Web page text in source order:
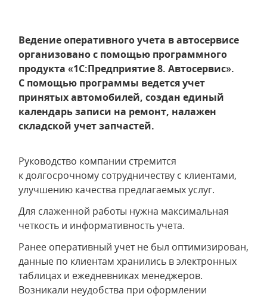
Ведение оперативного учета в автосервисе
организовано с помощью программного
продукта «1С:Предприятие 8. Автосервис».
С помощью программы ведется учет
принятых автомобилей, создан единый
календарь записи на ремонт, налажен
складской учет запчастей.
Руководство компании стремится
к долгосрочному сотрудничеству с клиентами,
улучшению качества предлагаемых услуг.
Для слаженной работы нужна максимальная
четкость и информативность учета.
Ранее оперативный учет не был оптимизирован,
данные по клиентам хранились в электронных
таблицах и ежедневниках менеджеров.
Возникали неудобства при оформлении